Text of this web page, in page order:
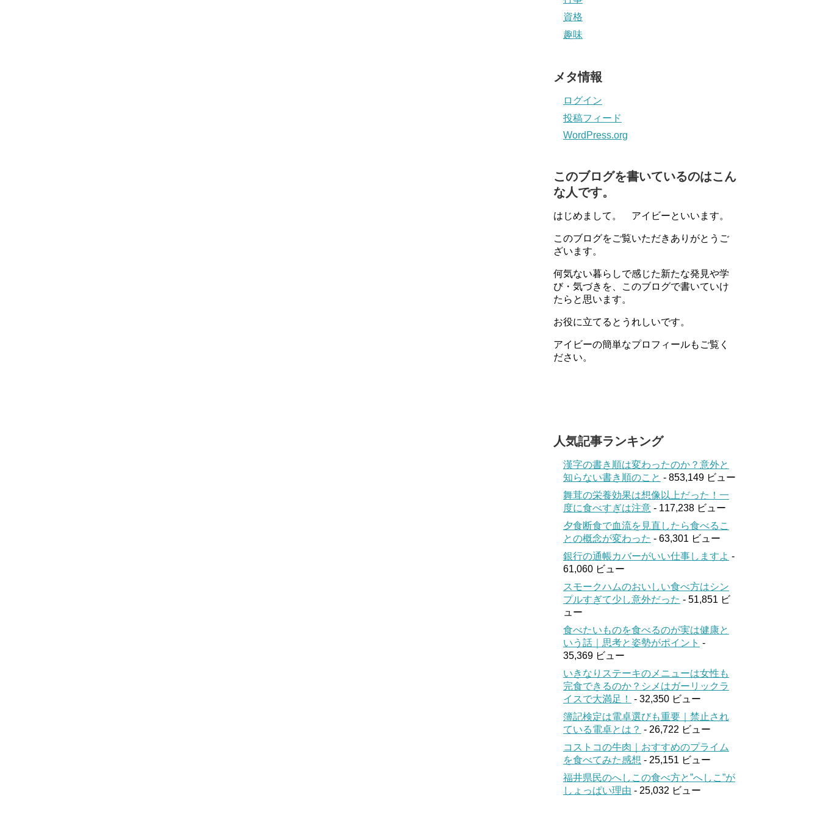
資格
趣味
メタ情報
ログイン
投稿フィード
WordPress.org
このブログを書いているのはこん
な人です。
はじめまして。 アイビーといいます。
このブログをご覧いただきありがとうご
ざいます。
何気ない暮らしで感じた新たな発見や学
び・気づきを、このブログで書いていけ
たらと思います。
お役に立てるとうれしいです。
アイビーの簡単なプロフィールもご覧く
ださい。
人気記事ランキング
漢字の書き順は変わったのか？意外と
知らない書き順のこと - 853,149 ビュー
舞茸の栄養効果は想像以上だった！一
度に食べすぎは注意 - 117,238 ビュー
夕食断食で血流を見直したら食べるこ
との概念が変わった - 63,301 ビュー
銀行の通帳カバーがいい仕事しますよ -
61,060 ビュー
スモークハムのおいしい食べ方はシン
プルすぎて少し意外だった - 51,851 ビ
ュー
食べたいものを食べるのが実は健康と
いう話｜思考と姿勢がポイント -
35,369 ビュー
いきなりステーキのメニューは女性も
完食できるのか？シメはガーリックラ
イスで大満足！
- 32,350 ビュー
簿記検定は電卓選びも重要｜禁止され
ている電卓とは？ - 26,722 ビュー
コストコの牛肉｜おすすめのプライム
を食べてみた感想 - 25,151 ビュー
福井県民のへしこの食べ方と”へしこ”が
しょっぱい理由 - 25,032 ビュー